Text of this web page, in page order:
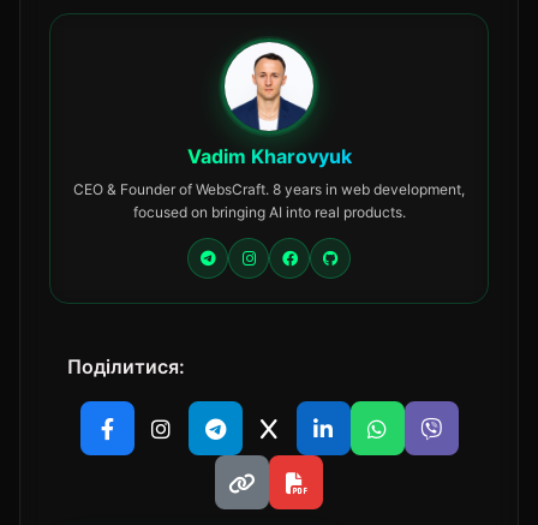
Vadim Kharovyuk
CEO & Founder of WebsCraft. 8 years in web development,
focused on bringing AI into real products.
Поділитися: